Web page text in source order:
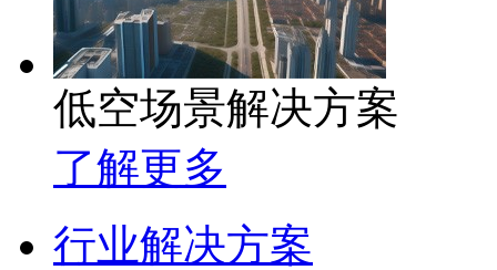
低空场景解决方案
了解更多
行业解决方案